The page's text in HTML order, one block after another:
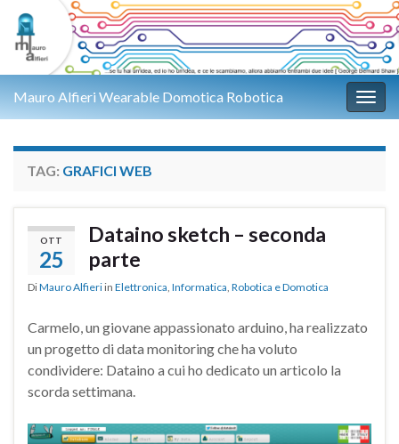
Mauro Alfieri Wearable Domotica Robotica
TAG: GRAFICI WEB
OTT
25
Dataino sketch – seconda
parte
DiMauro Alfieri in Elettronica, Informatica, Robotica e Domotica
Carmelo, un giovane appassionato arduino, ha realizzato
un progetto di data monitoring che ha voluto
condividere: Dataino a cui ho dedicato un articolo la
scorda settimana.